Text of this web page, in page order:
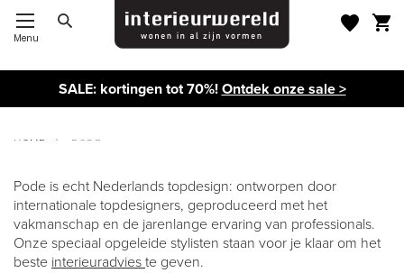
Menu
SALE: kortingen tot 70%!Ontdek onze sale >
HOME PODE
PODE
Pode is echt Nederlands topdesign: ontworpen door
internationale topdesigners, geproduceerd met het
vakmanschap en de jarenlange ervaring van professionals.
Onze speciaal opgeleide stylisten staan voor je klaar om het
beste interieuradvieste geven.